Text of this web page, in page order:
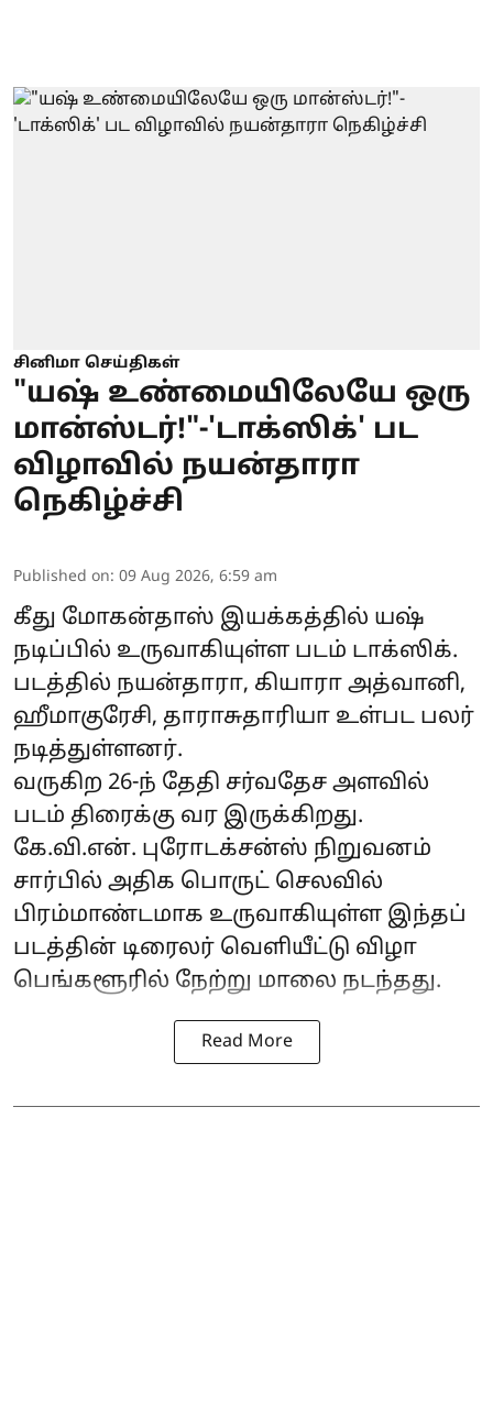
சினிமா செய்திகள்
"யஷ் உண்மையிலேயே ஒரு
மான்ஸ்டர்!"-'டாக்ஸிக்' பட
விழாவில் நயன்தாரா
நெகிழ்ச்சி
Published on: 09 Aug 2026, 6:59 am
கீது மோகன்தாஸ் இயக்கத்தில் யஷ்
நடிப்பில் உருவாகியுள்ள படம் டாக்ஸிக்.
படத்தில் நயன்தாரா, கியாரா அத்வானி,
ஹீமாகுரேசி, தாராசுதாரியா உள்பட பலர்
நடித்துள்ளனர்.
வருகிற 26-ந் தேதி சர்வதேச அளவில்
படம் திரைக்கு வர இருக்கிறது.
கே.வி.என். புரோடக்சன்ஸ் நிறுவனம்
சார்பில் அதிக பொருட் செலவில்
பிரம்மாண்டமாக உருவாகியுள்ள இந்தப்
படத்தின் டிரைலர் வெளியீட்டு விழா
பெங்களூரில் நேற்று மாலை நடந்தது.
Read More